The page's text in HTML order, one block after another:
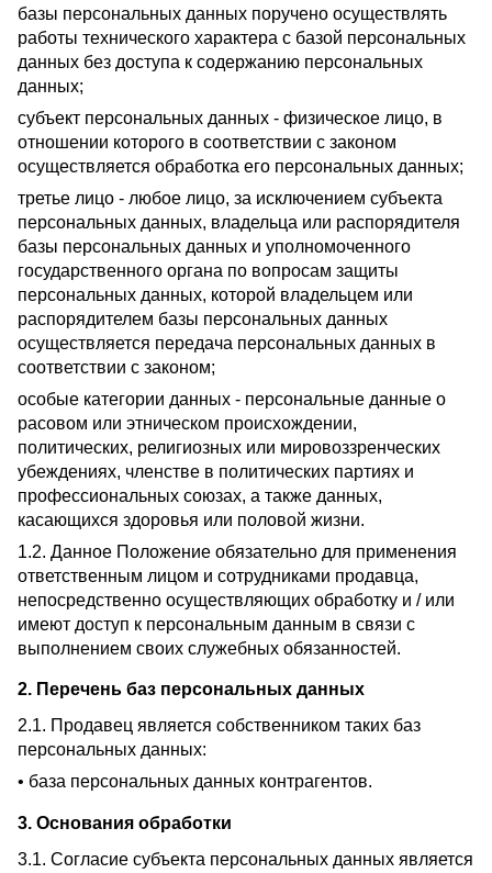
базы персональных данных поручено осуществлять
работы технического характера с базой персональных
данных без доступа к содержанию персональных
данных;
субъект персональных данных - физическое лицо, в
отношении которого в соответствии с законом
осуществляется обработка его персональных данных;
третье лицо - любое лицо, за исключением субъекта
персональных данных, владельца или распорядителя
базы персональных данных и уполномоченного
государственного органа по вопросам защиты
персональных данных, которой владельцем или
распорядителем базы персональных данных
осуществляется передача персональных данных в
соответствии с законом;
особые категории данных - персональные данные о
расовом или этническом происхождении,
политических, религиозных или мировоззренческих
убеждениях, членстве в политических партиях и
профессиональных союзах, а также данных,
касающихся здоровья или половой жизни.
1.2. Данное Положение обязательно для применения
ответственным лицом и сотрудниками продавца,
непосредственно осуществляющих обработку и / или
имеют доступ к персональным данным в связи с
выполнением своих служебных обязанностей.
2. Перечень баз персональных данных
2.1. Продавец является собственником таких баз
персональных данных:
• база персональных данных контрагентов.
3. Основания обработки
3.1. Согласие субъекта персональных данных является